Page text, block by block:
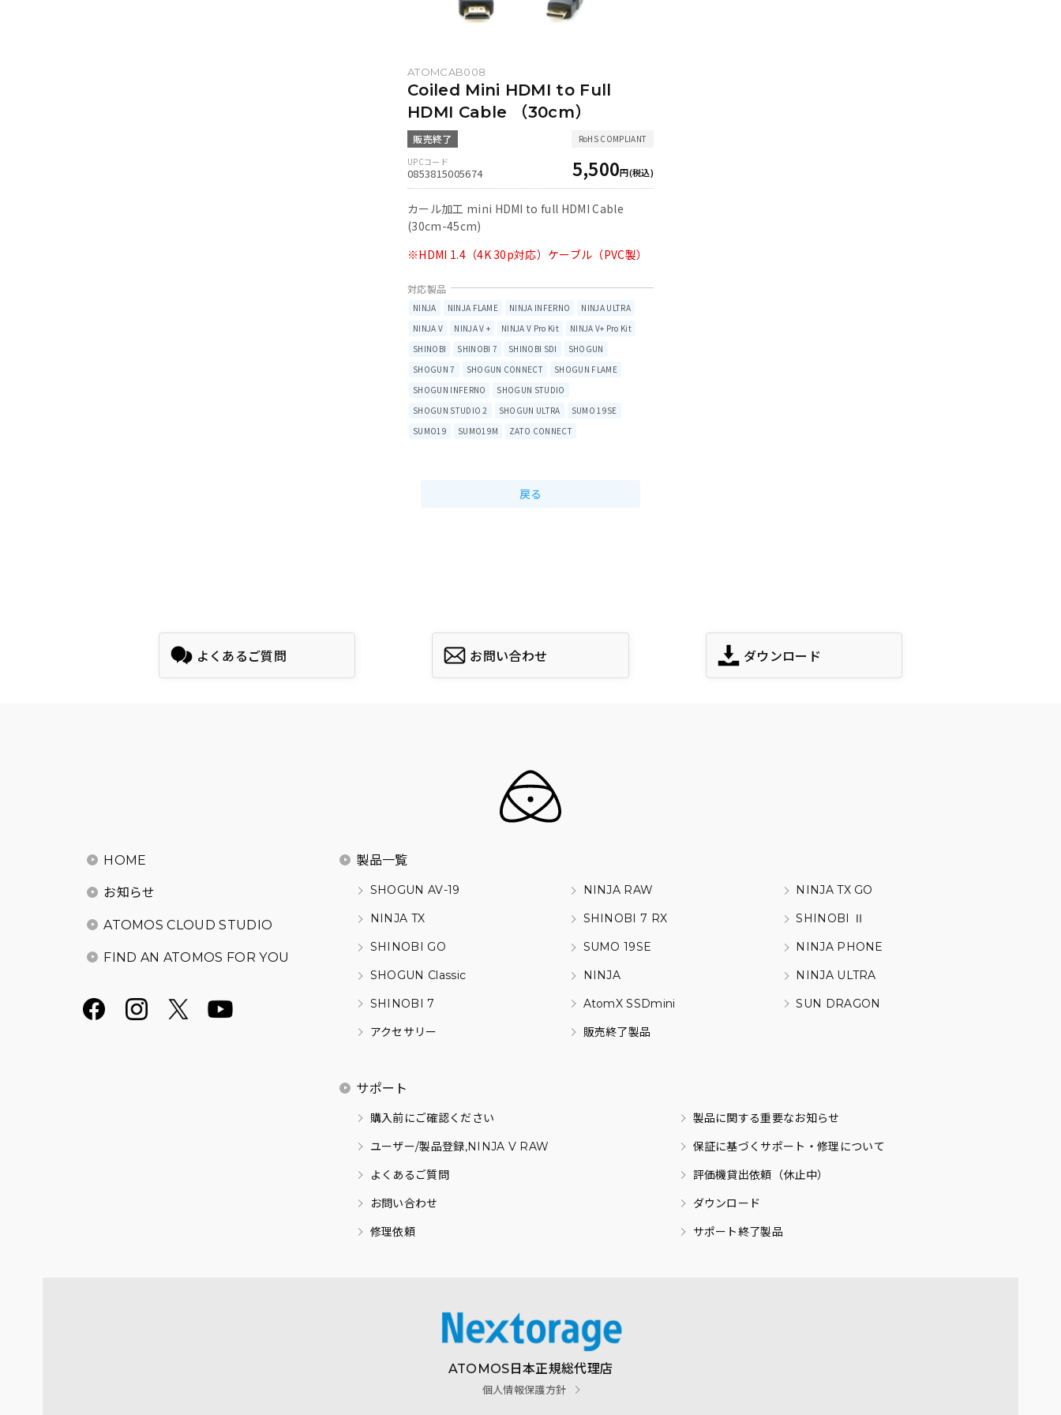
ATOMCAB008
Coiled Mini HDMI to Full
HDMI Cable （30cm）
0853815005674 5,500
カール加工 mini HDMI to full HDMI Cable
(30cm-45cm)
※HDMI 1.4（4K 30p対応）ケーブル（PVC製）
NINJA NINJA FLAME NINJA INFERNO
NINJA ULTRA
NINJA V
NINJA V + NINJA V Pro Kit
NINJA V+ Pro Kit
SHINOBI
SHINOBI 7 SHINOBI SDI
SHOGUN
SHOGUN 7
SHOGUN CONNECT
SHOGUN FLAME
SHOGUN INFERNO
SHOGUN STUDIO
SHOGUN STUDIO 2
SHOGUN ULTRA
SUMO 19SE
SUMO19
SUMO19M ZATO CONNECT
戻る
よくあるご質問 お問い合わせ ダウンロード
HOME
お知らせ
ATOMOS CLOUD STUDIO
FIND AN ATOMOS FOR YOU
製品一覧
SHOGUN AV-19 NINJA RAW
NINJA TX GO
NINJA TX
SHINOBI 7 RX
SHINOBI Ⅱ
SHINOBI GO
SUMO 19SE
NINJA PHONE
SHOGUN Classic
NINJA
NINJA ULTRA
SHINOBI 7
AtomX SSDmini
SUN DRAGON
アクセサリー
販売終了製品
サポート
購入前にご確認ください
製品に関する重要なお知らせ
ユーザー/製品登録,NINJA V RAW
保証に基づくサポート・修理について
よくあるご質問
評価機貸出依頼（休止中）
お問い合わせ
ダウンロード
修理依頼
サポート終了製品
ATOMOS日本正規総代理店
個人情報保護方針